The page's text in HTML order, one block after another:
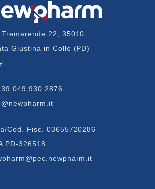
Tremarende 22, 35010
Giustina in Colle (PD)
049 930 2876
Cod. Fisc. 03655720286
PD-326518